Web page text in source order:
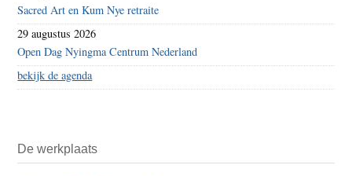
Sacred Art en Kum Nye retraite
29 augustus 2026
Open Dag Nyingma Centrum Nederland
bekijk de agenda
De werkplaats